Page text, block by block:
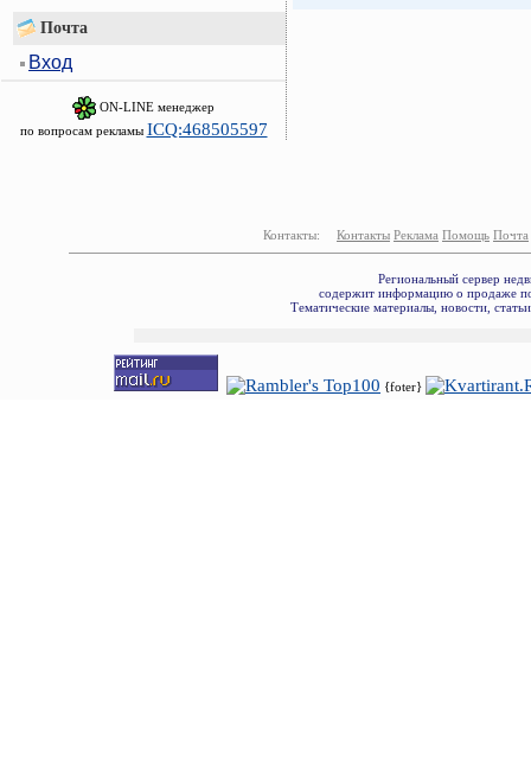
Почта
Вход
ON-LINE менеджер
по вопросам рекламы ICQ:468505597
Контакты: Контакты Реклама Помощь Почта
Региональный сервер
содержит информацию о продаже
Тематические материалы, новости,
{foter}